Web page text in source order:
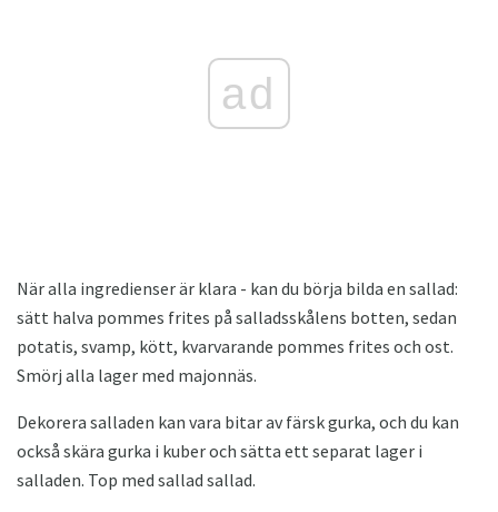
ad
När alla ingredienser är klara - kan du börja bilda en sallad:
sätt halva pommes frites på salladsskålens botten, sedan
potatis, svamp, kött, kvarvarande pommes frites och ost.
Smörj alla lager med majonnäs.
Dekorera salladen kan vara bitar av färsk gurka, och du kan
också skära gurka i kuber och sätta ett separat lager i
salladen. Top med sallad sallad.